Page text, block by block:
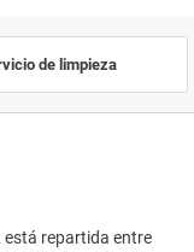
de limpieza
repartida entre